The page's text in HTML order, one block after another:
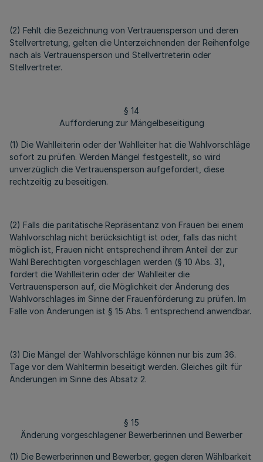
(2) Fehlt die Bezeichnung von Vertrauensperson und deren
Stellvertretung, gelten die Unterzeichnenden der Reihenfolge
nach als Vertrauensperson und Stellvertreterin oder
Stellvertreter.
§ 14
Aufforderung zur Mängelbeseitigung
(1) Die Wahlleiterin oder der Wahlleiter hat die Wahlvorschläge
sofort zu prüfen. Werden Mängel festgestellt, so wird
unverzüglich die Vertrauensperson aufgefordert, diese
rechtzeitig zu beseitigen.
(2) Falls die paritätische Repräsentanz von Frauen bei einem
Wahlvorschlag nicht berücksichtigt ist oder, falls das nicht
möglich ist, Frauen nicht entsprechend ihrem Anteil der zur
Wahl Berechtigten vorgeschlagen werden (§ 10 Abs. 3),
fordert die Wahlleiterin oder der Wahlleiter die
Vertrauensperson auf, die Möglichkeit der Änderung des
Wahlvorschlages im Sinne der Frauenförderung zu prüfen. Im
Falle von Änderungen ist § 15 Abs. 1 entsprechend anwendbar.
(3) Die Mängel der Wahlvorschläge können nur bis zum 36.
Tage vor dem Wahltermin beseitigt werden. Gleiches gilt für
Änderungen im Sinne des Absatz 2.
§ 15
Änderung vorgeschlagener Bewerberinnen und Bewerber
(1) Die Bewerberinnen und Bewerber, gegen deren Wählbarkeit